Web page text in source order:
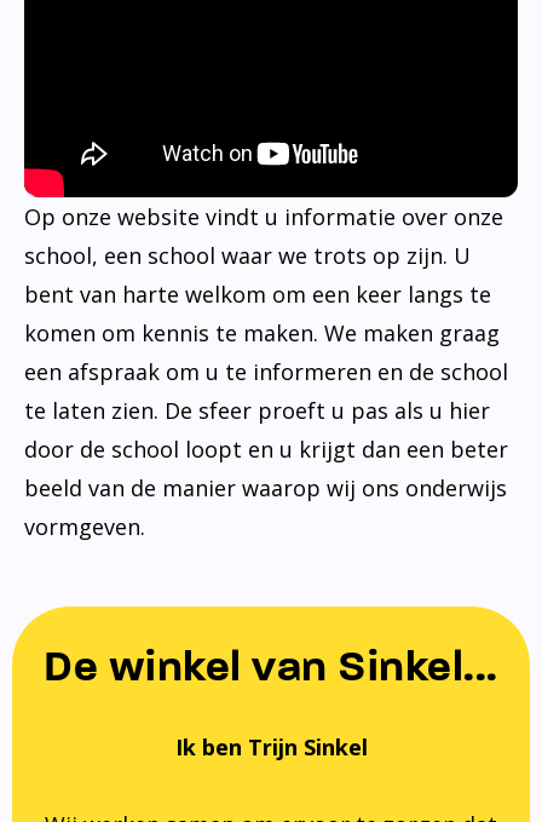
Op onze website vindt u informatie over onze
school, een school waar we trots op zijn. U
bent van harte welkom om een keer langs te
komen om kennis te maken. We maken graag
een afspraak om u te informeren en de school
te laten zien. De sfeer proeft u pas als u hier
door de school loopt en u krijgt dan een beter
beeld van de manier waarop wij ons onderwijs
vormgeven.
De winkel van Sinkel...
Ik ben Trijn Sinkel